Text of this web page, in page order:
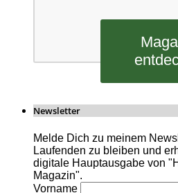
Newsletter
Melde Dich zu meinem
Laufenden zu bleiben und
digitale Hauptausgabe von
Magazin".
Vorname